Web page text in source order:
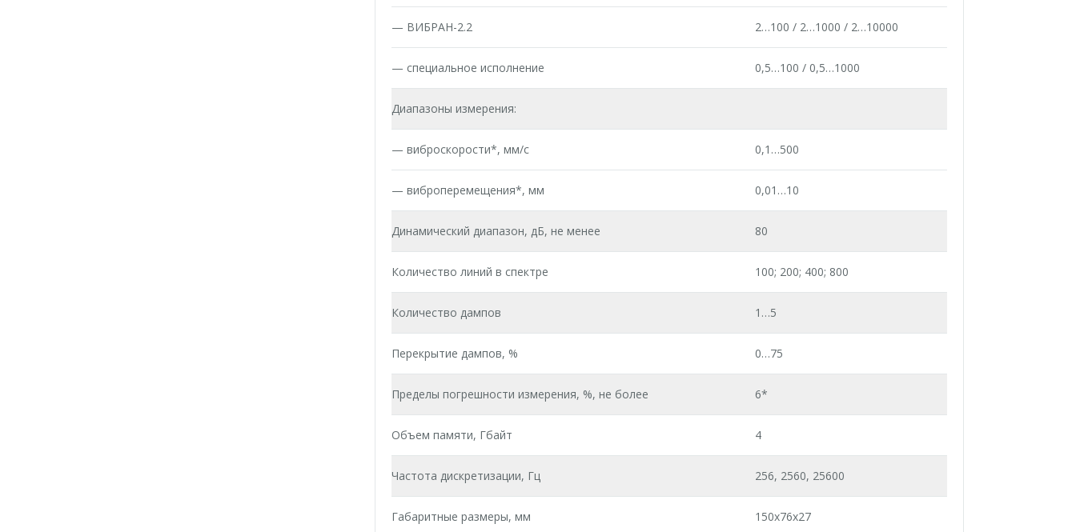
— ВИБРАН-2.2 2…100 / 2…1000 / 2…10000
— специальное исполнение 0,5…100 / 0,5…1000
Диапазоны измерения:
— виброскорости*, мм/с 0,1…500
— виброперемещения*, мм 0,01…10
Динамический диапазон, дБ, не менее 80
Количество линий в спектре 100; 200; 400; 800
Количество дампов 1…5
Перекрытие дампов, % 0…75
Пределы погрешности измерения, %, не более 6*
Объем памяти, Гбайт 4
Частота дискретизации, Гц 256, 2560, 25600
Габаритные размеры, мм 150x76x27